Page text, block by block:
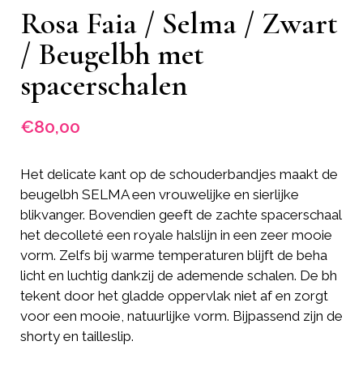
Rosa Faia / Selma / Zwart
/ Beugelbh met
spacerschalen
€80,00
Het delicate kant op de schouderbandjes maakt de
beugelbh SELMA een vrouwelijke en sierlijke
blikvanger. Bovendien geeft de zachte spacerschaal
het decolleté een royale halslijn in een zeer mooie
vorm. Zelfs bij warme temperaturen blijft de beha
licht en luchtig dankzij de ademende schalen. De bh
tekent door het gladde oppervlak niet af en zorgt
voor een mooie, natuurlijke vorm. Bijpassend zijn de
shorty en tailleslip.